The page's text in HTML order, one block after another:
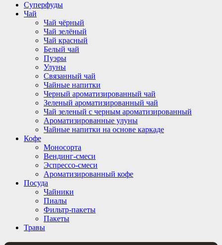
Суперфуды
Чай
Чай чёрный
Чай зелёный
Чай красный
Белый чай
Пуэры
Улуны
Связанный чай
Чайные напитки
Черный ароматизированный чай
Зеленый ароматизированный чай
Чай зеленый с черным ароматизированный
Ароматизированные улуны
Чайные напитки на основе каркаде
Кофе
Моносорта
Вендинг-смеси
Эспрессо-смеси
Ароматизированный кофе
Посуда
Чайники
Пиалы
Фильтр-пакеты
Пакеты
Травы